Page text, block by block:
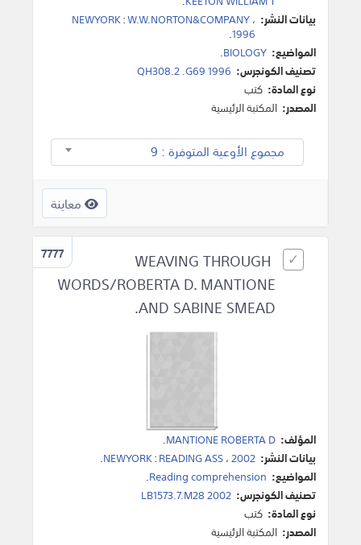
بيانات النشر:
NEWYORK:W.W.NORTON&COMPANY،
1996
.
المواضيع: BIOLOGY
.
تصنيف الكونجرس: QH308.2 .G69 1996
نوع المادة: كتب
المصدر: المكتبة الرئيسية
مجموع الأوعية المتوفرة : 9
معاينة
7777
WEAVING THROUGH
WORDS/ROBERTA D. MANTIONE
AND SABINE SMEAD.
المؤلف: MANTIONE ROBERTA D
.
بيانات النشر:
NEWYORK:READING ASS،2002
.
المواضيع: Reading comprehension
.
تصنيف الكونجرس: LB1573.7.M28 2002
نوع المادة: كتب
المصدر: المكتبة الرئيسية